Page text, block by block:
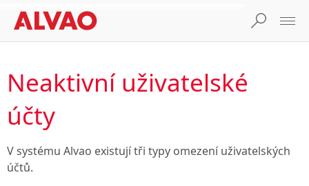
Neaktivní uživatelské
účty
V systému Alvao existují tři typy omezení uživatelských
účtů.